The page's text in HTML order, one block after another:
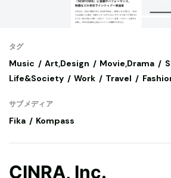
タグ
Music Art,Design Movie,Drama
Life&Society
Work Travel
サブメディア
Fika Kompass
CINRA, Inc.